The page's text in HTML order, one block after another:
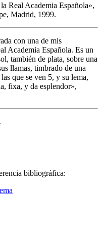
Real Academia Española»,
Madrid, 1999.
con una de mis
Academia Española. Es un
también de plata, sobre una
llamas, timbrado de una
que se ven 5, y su lema,
fixa, y da esplendor»,
.
bibliográfica: